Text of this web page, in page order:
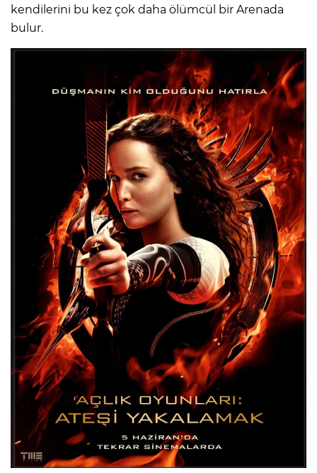
kendilerini bu kez çok daha ölümcül bir Arenada
bulur.